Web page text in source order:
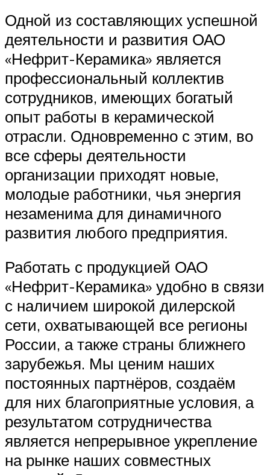
Одной из составляющих успешной
деятельности и развития ОАО
«Нефрит-Керамика» является
профессиональный коллектив
сотрудников, имеющих богатый
опыт работы в керамической
отрасли. Одновременно с этим, во
все сферы деятельности
организации приходят новые,
молодые работники, чья энергия
незаменима для динамичного
развития любого предприятия.
Работать с продукцией ОАО
«Нефрит-Керамика» удобно в связи
с наличием широкой дилерской
сети, охватывающей все регионы
России, а также страны ближнего
зарубежья. Мы ценим наших
постоянных партнёров, создаём
для них благоприятные условия, а
результатом сотрудничества
является непрерывное укрепление
на рынке наших совместных